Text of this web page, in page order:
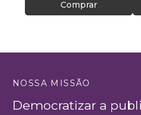
Comprar
NOSSA MISSÃO
Democratizar a